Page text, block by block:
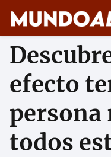
efecto
persona
todos